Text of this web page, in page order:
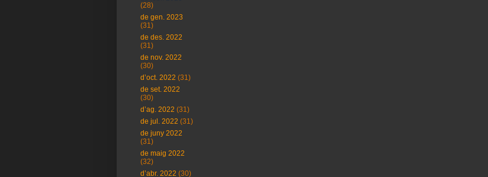
(28)
de gen. 2023
(31)
de des. 2022
(31)
de nov. 2022
(30)
d’oct. 2022 (31)
de set. 2022
(30)
d’ag. 2022 (31)
de jul. 2022 (31)
de juny 2022
(31)
de maig 2022
(32)
d’abr. 2022 (30)